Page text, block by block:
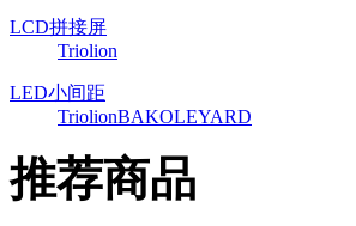
LCD拼接屏
Triolion
LED小间距
TriolionBAKOLEYARD
推荐商品